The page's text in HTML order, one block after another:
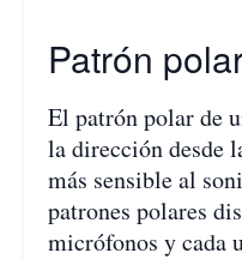
Patrón
El patrón polar de
la dirección desde
más sensible al
patrones polares
micrófonos y cada